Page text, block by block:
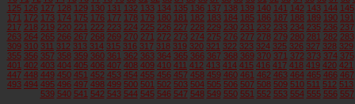
125 126 127 128 129 130 131 132 133 134 135 136 137 138 139 140 141 142 143 144 145
171 172 173 174 175 176 177 178 179 180 181 182 183 184 185 186 187 188 189 190 191
217 218 219 220 221 222 223 224 225 226 227 228 229 230 231 232 233 234 235 236 237
263 264 265 266 267 268 269 270 271 272 273 274 275 276 277 278 279 280 281 282 283
309 310 311 312 313 314 315 316 317 318 319 320 321 322 323 324 325 326 327 328 329
355 356 357 358 359 360 361 362 363 364 365 366 367 368 369 370 371 372 373 374 375
401 402 403 404 405 406 407 408 409 410 411 412 413 414 415 416 417 418 419 420 421
447 448 449 450 451 452 453 454 455 456 457 458 459 460 461 462 463 464 465 466 467
493 494 495 496 497 498 499 500 501 502 503 504 505 506 507 508 509 510 511 512 513
539 540 541 542 543 544 545 546 547 548 549 550 551 552 553 554 555 556 557